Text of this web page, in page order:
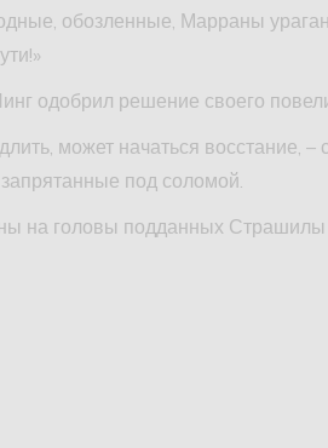
обозленные, Марраны
одобрил решение своего
может начаться восстание, –
под соломой.
на головы подданных Страшилы